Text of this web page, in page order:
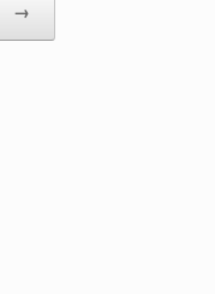
→